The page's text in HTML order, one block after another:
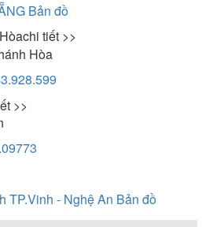
Bản đồ
chi tiết >>
Hòa
>>
TP.Vinh - Nghệ An Bản đồ